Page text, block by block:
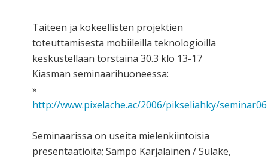
Taiteen ja kokeellisten projektien
toteuttamisesta mobiileilla teknologioilla
keskustellaan torstaina 30.3 klo 13-17
Kiasman seminaarihuoneessa:
»
http://www.pixelache.ac/2006/pikseliahky/seminar06
Seminaarissa on useita mielenkiintoisia
presentaatioita; Sampo Karjalainen / Sulake,